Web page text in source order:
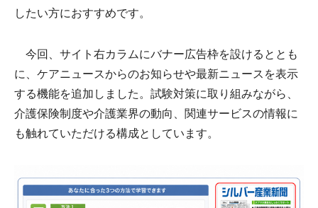
したい方におすすめです。
今回、サイト右カラムにバナー広告枠を設けるととも
に、ケアニュースからのお知らせや最新ニュースを表示
する機能を追加しました。試験対策に取り組みながら、
介護保険制度や介護業界の動向、関連サービスの情報に
も触れていただける構成としています。